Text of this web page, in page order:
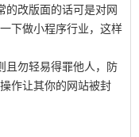
的改版面的话可是对网
下做小程序行业，这样
且勿轻易得罪他人，防
作让其你的网站被封